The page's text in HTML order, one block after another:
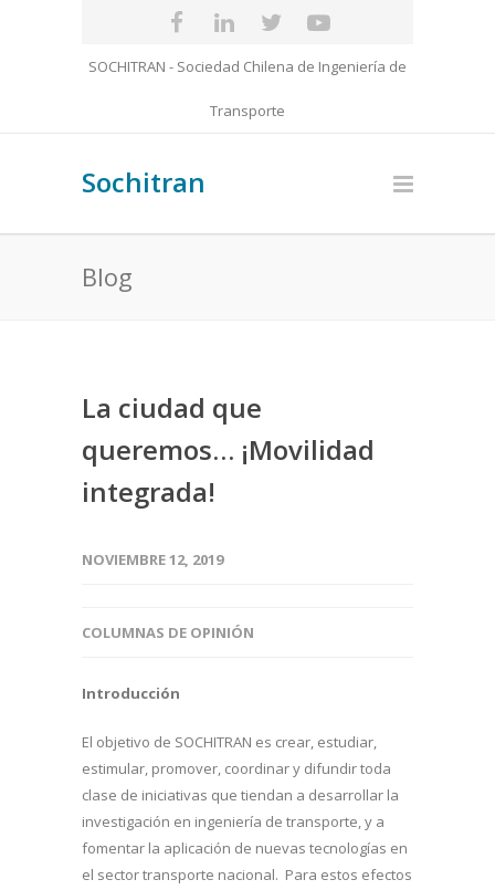
SOCHITRAN - Sociedad Chilena de Ingeniería de
Transporte
Sochitran
Blog
La ciudad que
queremos… ¡Movilidad
integrada!
NOVIEMBRE 12, 2019
COLUMNAS DE OPINIÓN
Introducción
El objetivo de SOCHITRAN es crear, estudiar,
estimular, promover, coordinar y difundir toda
clase de iniciativas que tiendan a desarrollar la
investigación en ingeniería de transporte, y a
fomentar la aplicación de nuevas tecnologías en
el sector transporte nacional. Para estos efectos